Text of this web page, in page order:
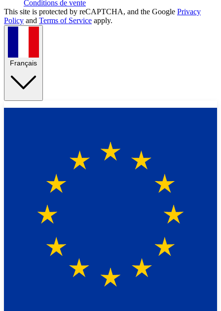
Conditions de vente
This site is protected by reCAPTCHA, and the Google Privacy
Policy and Terms of Service apply.
Français